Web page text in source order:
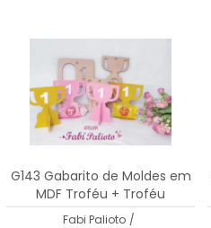
G143 Gabarito de Moldes em
MDF Troféu + Troféu
Bombom
Fabi Palioto /